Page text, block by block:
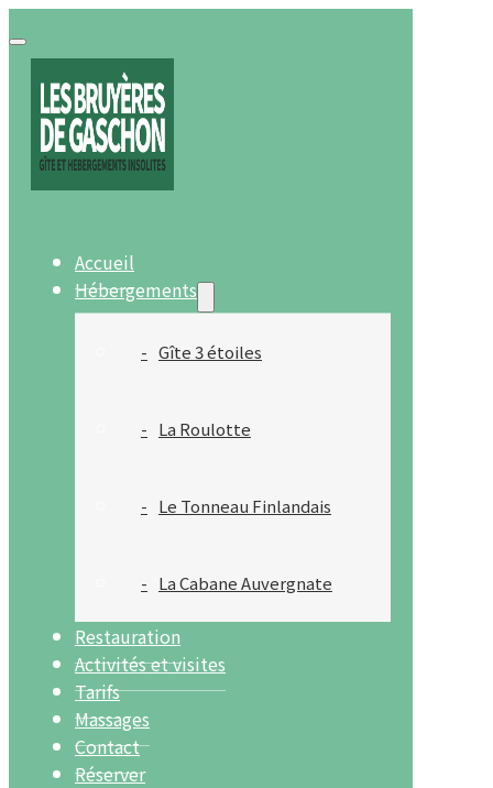
Accueil
Hébergements
Gîte 3 étoiles
La Roulotte
Le Tonneau Finlandais
La Cabane Auvergnate
Restauration
Activités et visites
Tarifs
Massages
Contact
Réserver